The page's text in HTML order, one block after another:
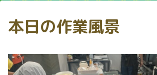
本日の作業風景